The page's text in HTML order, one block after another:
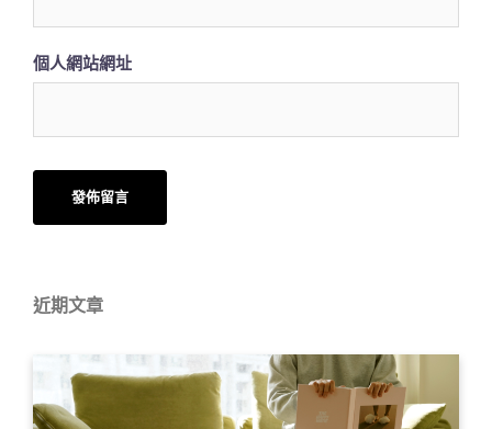
個人網站網址
近期文章